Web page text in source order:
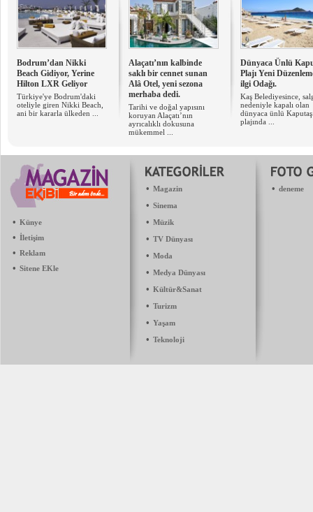
Bodrum’dan Nikki
Beach Gidiyor, Yerine
Hilton LXR Geliyor
Türkiye'ye Bodrum'daki
oteliyle giren Nikki Beach,
ani bir kararla ülkeden ...
Alaçatı’nın kalbinde
saklı bir cennet sunan
Alâ Otel, yeni sezona
merhaba dedi.
Tarihi ve doğal yapısını
koruyan Alaçatı’nın
ayrıcalıklı dokusuna
mükemmel ...
Dünyaca Ünlü
Plajı Yeni
ilgi Odağı.
Kaş Belediyesince,
nedeniyle kapalı olan
dünyaca ünlü Kaputaş
plajında ...
• Künye
• İletişim
• Reklam
• Sitene EKle
• Magazin
• Sinema
• Müzik
• TV Dünyası
• Moda
• Medya Dünyası
• Kültür&Sanat
• Turizm
• Yaşam
• Teknoloji
• deneme